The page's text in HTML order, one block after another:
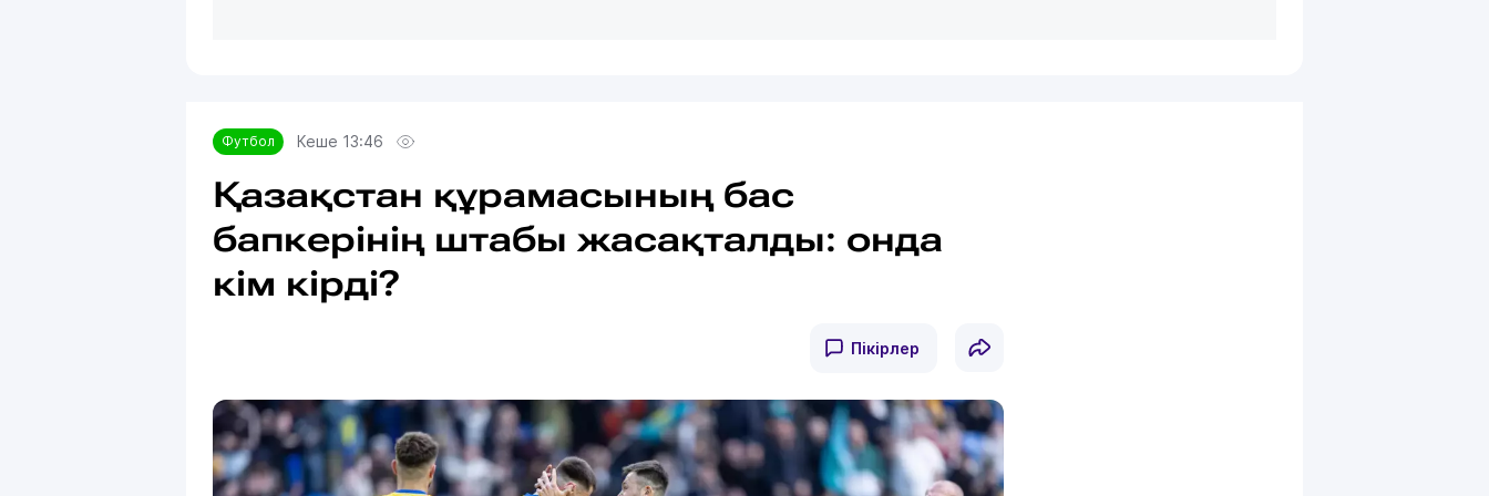
Футбол Кеше 13:46
Қазақстан құрамасының бас
бапкерінің штабы жасақталды: онда
кім кірді?
Пікірлер